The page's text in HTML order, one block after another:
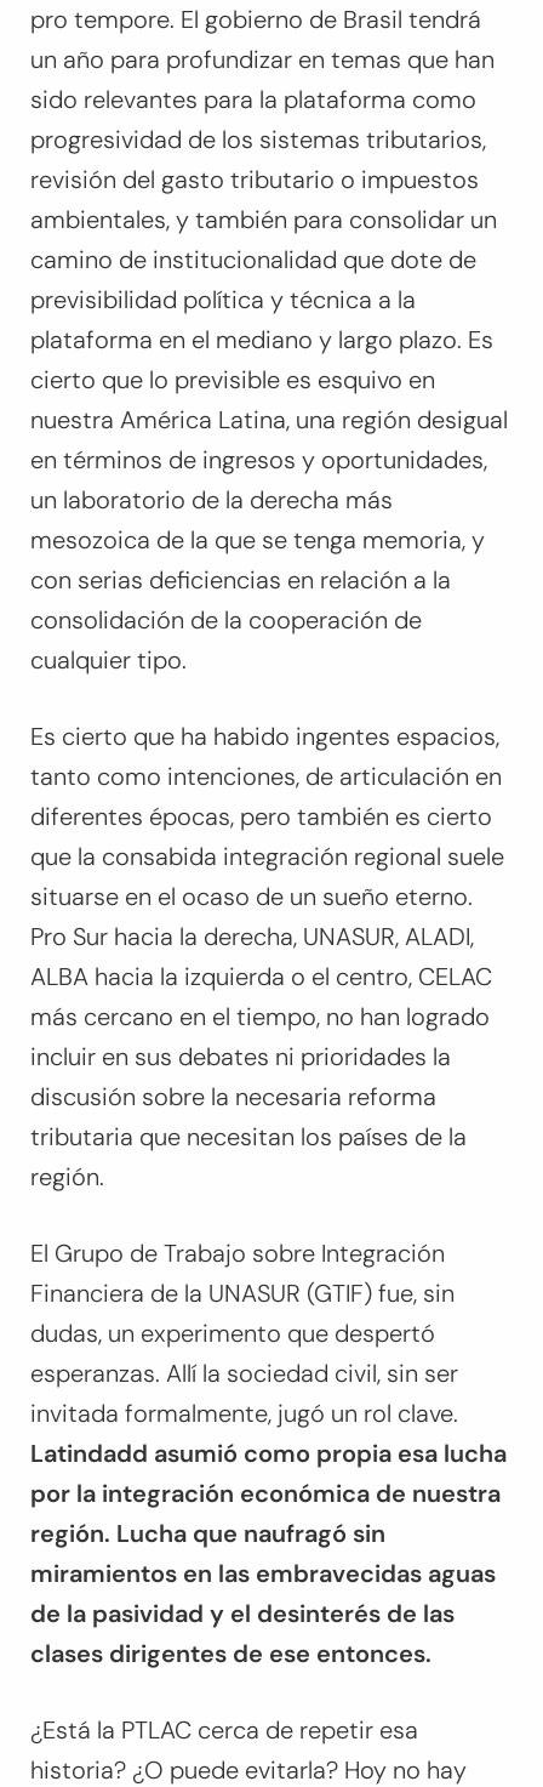
pro tempore. El gobierno de Brasil tendrá
un año para profundizar en temas que han
sido relevantes para la plataforma como
progresividad de los sistemas tributarios,
revisión del gasto tributario o impuestos
ambientales, y también para consolidar un
camino de institucionalidad que dote de
previsibilidad política y técnica a la
plataforma en el mediano y largo plazo. Es
cierto que lo previsible es esquivo en
nuestra América Latina, una región desigual
en términos de ingresos y oportunidades,
un laboratorio de la derecha más
mesozoica de la que se tenga memoria, y
con serias deficiencias en relación a la
consolidación de la cooperación de
cualquier tipo.
Es cierto que ha habido ingentes espacios,
tanto como intenciones, de articulación en
diferentes épocas, pero también es cierto
que la consabida integración regional suele
situarse en el ocaso de un sueño eterno.
Pro Sur hacia la derecha, UNASUR, ALADI,
ALBA hacia la izquierda o el centro, CELAC
más cercano en el tiempo, no han logrado
incluir en sus debates ni prioridades la
discusión sobre la necesaria reforma
tributaria que necesitan los países de la
región.
El Grupo de Trabajo sobre Integración
Financiera de la UNASUR (GTIF) fue, sin
dudas, un experimento que despertó
esperanzas. Allí la sociedad civil, sin ser
invitada formalmente, jugó un rol clave.
Latindadd asumió como propia esa lucha
por la integración económica de nuestra
región. Lucha que naufragó sin
miramientos en las embravecidas aguas
de la pasividad y el desinterés de las
clases dirigentes de ese entonces.
¿Está la PTLAC cerca de repetir esa
historia? ¿O puede evitarla? Hoy no hay